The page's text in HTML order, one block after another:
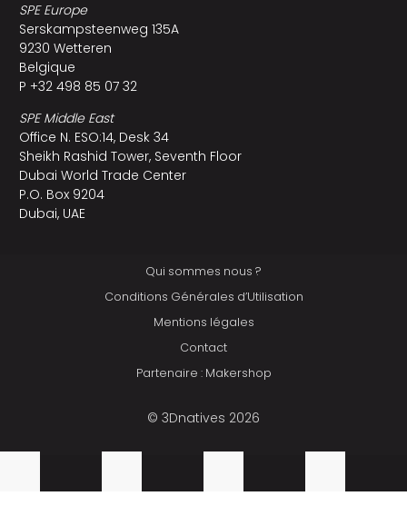
SPE Europe
Serskampsteenweg 135A
9230 Wetteren
Belgique
P +32 498 85 07 32
SPE Middle East
Office N. ESO:14, Desk 34
Sheikh Rashid Tower, Seventh Floor
Dubai World Trade Center
P.O. Box 9204
Dubai, UAE
Qui sommes nous ?
Conditions Générales d’Utilisation
Mentions légales
Contact
Partenaire : Makershop
© 3Dnatives 2026